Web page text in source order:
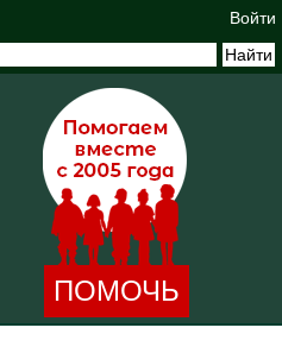
Войти
ПОМОЧЬ